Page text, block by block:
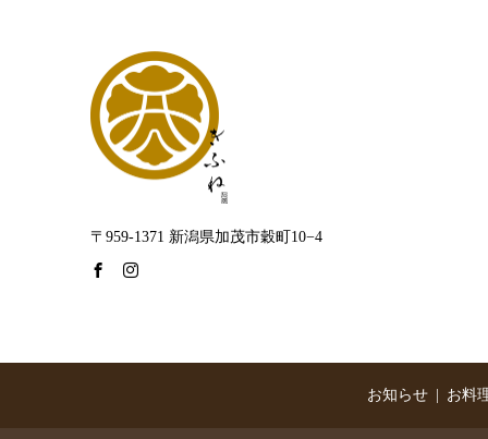
〒959-1371 新潟県加茂市穀町10−4
お知らせ お料